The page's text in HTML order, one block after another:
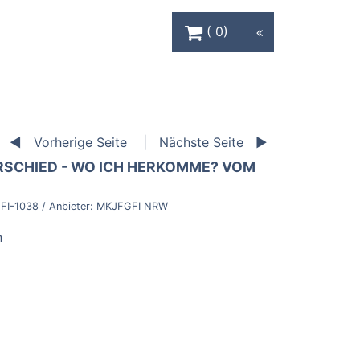
0
Vorherige Seite Nächste Seite
- WO ICH HERKOMME? VOM
1038 / Anbieter: MKJFGFI NRW